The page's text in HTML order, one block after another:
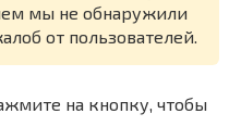
мы не обнаружили
от пользователей.
на кнопку, чтобы